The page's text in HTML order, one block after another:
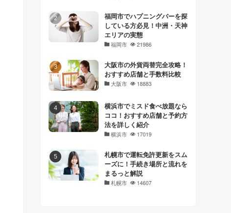
福岡市でハプニングバーを探
している方必見！中洲・天神
エリアの実態
福岡市 21986
大阪市の外貨両替完全攻略！
おすすめ店舗と手数料比較
大阪市 18883
横浜市でミスド食べ放題なら
ココ！おすすめ店舗と予約方
法を詳しく紹介
横浜市 17019
札幌市で運転免許更新をスム
ーズに！手続き場所と流れを
まるっと解説
札幌市 14607